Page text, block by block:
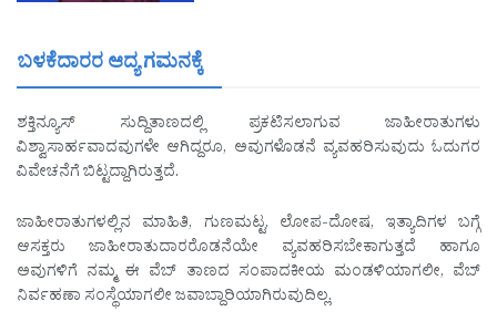
ಬಳಕೆದಾರರ ಆದ್ಯ ಗಮನಕ್ಕೆ
ಶಕ್ತಿನ್ಯೂಸ್ ಸುದ್ದಿತಾಣದಲ್ಲಿ ಪ್ರಕಟಿಸಲಾಗುವ ಜಾಹೀರಾತುಗಳು
ವಿಶ್ವಾಸಾರ್ಹವಾದವುಗಳೇ ಆಗಿದ್ದರೂ, ಅವುಗಳೊಡನೆ ವ್ಯವಹರಿಸುವುದು ಓದುಗರ
ವಿವೇಚನೆಗೆ ಬಿಟ್ಟದ್ದಾಗಿರುತ್ತದೆ.
ಜಾಹೀರಾತುಗಳಲ್ಲಿನ ಮಾಹಿತಿ, ಗುಣಮಟ್ಟ, ಲೋಪ-ದೋಷ, ಇತ್ಯಾದಿಗಳ ಬಗ್ಗೆ
ಆಸಕ್ತರು ಜಾಹೀರಾತುದಾರರೊಡನೆಯೇ ವ್ಯವಹರಿಸಬೇಕಾಗುತ್ತದೆ ಹಾಗೂ
ಅವುಗಳಿಗೆ ನಮ್ಮ ಈ ವೆಬ್ ತಾಣದ ಸಂಪಾದಕೀಯ ಮಂಡಳಿಯಾಗಲೀ, ವೆಬ್
ನಿರ್ವಹಣಾ ಸಂಸ್ಥೆಯಾಗಲೀ ಜವಾಬ್ದಾರಿಯಾಗಿರುವುದಿಲ್ಲ.